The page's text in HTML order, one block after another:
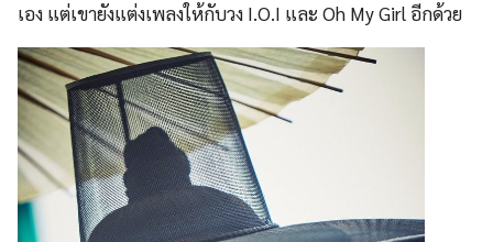
เอง แต่เขายังแต่งเพลงให้กับวง I.O.I และ Oh My Girl อีกด้วย